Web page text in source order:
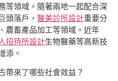
等領域。隨著兩地一起配合深
頭落戶， 醫美診所設計重要分
農畜產品加工等領域。近年
招待所設計生物醫藥等高新技
添。
帶來了哪些社會效益？